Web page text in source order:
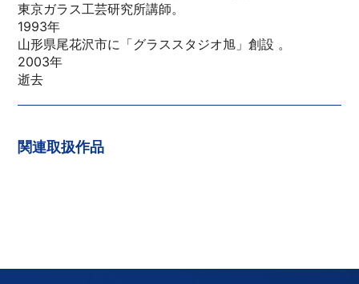
東京ガラス工芸研究所講師。
1993年
山形県尾花沢市に「グラススタジオ旭」創設 。
2003年
逝去
関連取扱作品